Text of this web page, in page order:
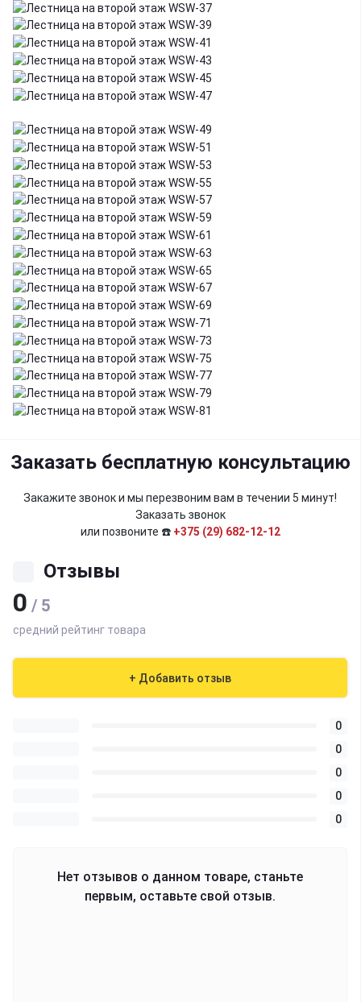
Заказать бесплатную консультацию
Закажите звонок и мы перезвоним вам в течении 5 минут!
Заказать звонок
или позвоните ☎️ +375 (29) 682-12-12
Отзывы
0 / 5
средний рейтинг товара
+ Добавить отзыв
0
0
0
0
0
Нет отзывов о данном товаре, станьте
первым, оставьте свой отзыв.